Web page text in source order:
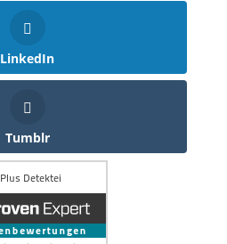
LinkedIn
Tumblr